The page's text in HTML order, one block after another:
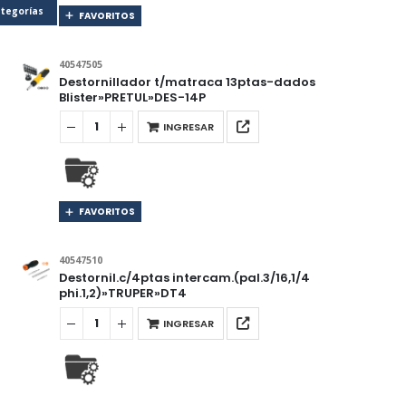
FAVORITOS
40547505
Destornillador t/matraca 13ptas-dados
Blister»PRETUL»DES-14P
INGRESAR
FAVORITOS
40547510
Destornil.c/4ptas intercam.(pal.3/16,1/4
phi.1,2)»TRUPER»DT4
INGRESAR